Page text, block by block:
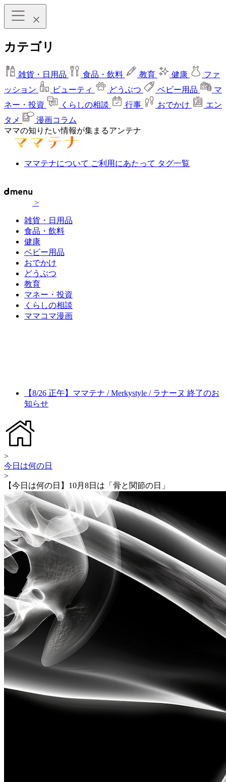
カテゴリ
雑貨・日用品 食品・飲料 教育 健康
ファ
ッション
ビューティ どうぶつ ベビー用品
マ
ネー・投資
くらしの相談 行事 おでかけ
エン
タメ
漫画コラム
ママの知りたい情報が集まるアンテナ
ママテナについて ご利用にあたって タグ一覧
>
雑貨・日用品
食品・飲料
健康
ベビー用品
おでかけ
どうぶつ
教育
マネー・投資
くらしの相談
ママコマ漫画
【8/26 正午】ママテナ / Merkystyle / ラナーヌ 終了のお
知らせ
>
今日は何の日
>
【今日は何の日】10月8日は「骨と関節の日」